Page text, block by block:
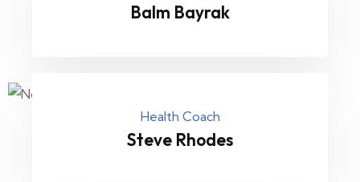
Balm Bayrak
Health Coach
Steve Rhodes